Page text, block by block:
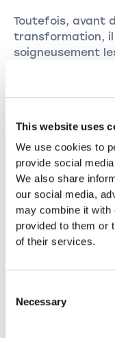
This website uses
We use cookies to
provide social
We also share
our social media,
may combine it with
provided to them or
of their services.
Selection
Necessary
Toutefois, avant
transformation,
soigneusement
fiscales et
un
transformation
Transformer
Startups.ch
Transformer